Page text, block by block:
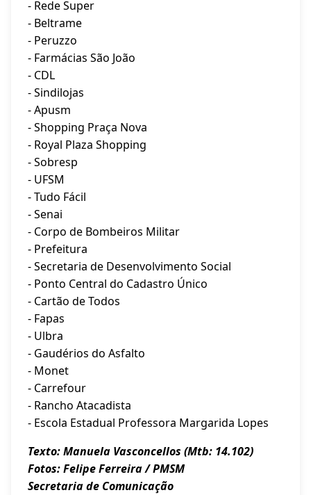
- Rede Super
- Beltrame
- Peruzzo
- Farmácias São João
- CDL
- Sindilojas
- Apusm
- Shopping Praça Nova
- Royal Plaza Shopping
- Sobresp
- UFSM
- Tudo Fácil
- Senai
- Corpo de Bombeiros Militar
- Prefeitura
- Secretaria de Desenvolvimento Social
- Ponto Central do Cadastro Único
- Cartão de Todos
- Fapas
- Ulbra
- Gaudérios do Asfalto
- Monet
- Carrefour
- Rancho Atacadista
- ⁠Escola Estadual Professora Margarida Lopes
Texto: Manuela Vasconcellos (Mtb: 14.102)
Fotos: Felipe Ferreira / PMSM
Secretaria de Comunicação